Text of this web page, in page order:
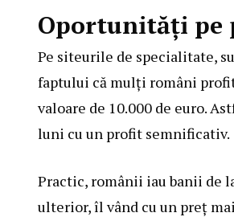
Oportunități pe
Pe siteurile de specialitate,
faptului că mulți români
valoare de 10.000 de euro.
luni cu un profit semnificativ.
Practic, românii iau banii de
ulterior, îl vând cu un preț